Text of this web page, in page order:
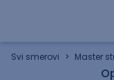
Svi smerovi > Master